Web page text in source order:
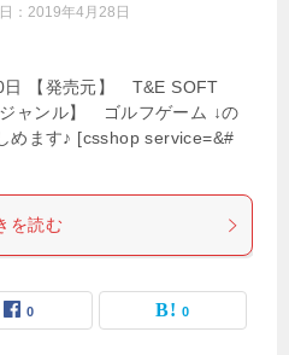
： 2019年4月28日
日 【発売元】 T&E SOFT
ャンル】 ゴルフゲーム ↓の
めます♪ [csshop service=&#
を読む
0 0